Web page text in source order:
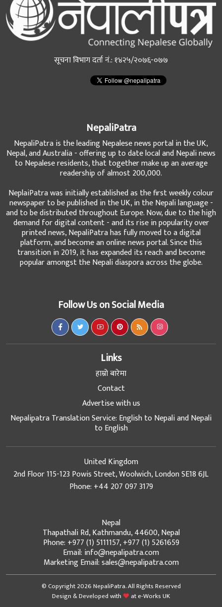
सूचना विभाग दर्ता नं.: १४२५/२०७६-०७७
NepaliPatra
NepaliPatra is the leading Nepalese news portal in the UK,
Nepal, and Australia - offering up to date local and Nepali news
to Nepalese residents, that together make up an average
readership of almost 200,000.
NeplaiPatra was initially established as the first weekly colour
newspaper to be published in the UK, in the Nepali language -
and to be distributed throughout Europe. Now, due to the high
demand for digital content - and its rise in popularity over
printed news, NepaliPatra has fully moved to a digital
platform, and become an online news portal. Since this
transition in 2019, it has expanded its reach and become
popular amongst the Nepali diaspora across the globe.
Follow Us on Social Media
Links
हाम्रो बारेमा
Contact
Advertise with us
Nepalipatra Translation Service: English to Nepali and Nepali
to English
United Kingdom
2nd Floor 115-123 Powis Street, Woolwich, London SE18 6JL
Phone: +44 207 097 3179
Nepal
Thapathali Rd, Kathmandu, 44600, Nepal
Phone: +977 (1) 5111157, +977 (1) 5261659
Email: info@nepalipatra.com
Marketing Email: sales@nepalipatra.com
© Copyright 2026 NepaliPatra. All Rights Reserved
Design & Developed with
ate-Works UK